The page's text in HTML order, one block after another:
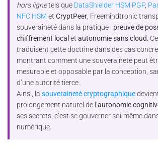
hors lignetels que DataShielder HSM PGP,
NFC HSM etCryptPeer , Freemindtronic
souveraineté dans la pratique : preuve de
chiffrement local etautonomie sans cloud .
traduisent cette doctrine dans des cas
montrant comment une souveraineté peut
mesurable et opposable par la conception,
d’une autorité tierce.
Ainsi, lasouveraineté cryptographique
prolongement naturel de l’autonomie
ses secrets, c’est se gouverner soi-même
numérique.